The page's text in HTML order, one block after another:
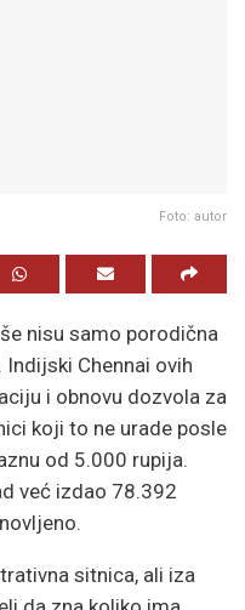
Foto: autor
nisu samo porodična
Chennai ovih
i obnovu dozvola za
koji to ne urade posle
od 5.000 rupija.
već izdao 78.392
sitnica, ali iza